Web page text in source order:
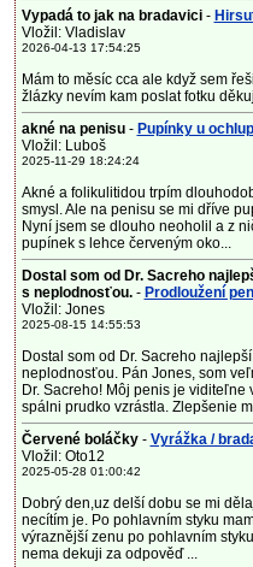
Vypadá to jak na bradavici -
Vložil: Vladislav
2026-04-13 17:54:25
Mám to měsíc cca ale když sem
žlázky nevím kam poslat fotku
akné na penisu- Pupínky u
Vložil: Luboš
2025-11-29 18:24:24
Akné a folikulitidou trpím
smysl. Ale na penisu se mi dříve
Nyní jsem se dlouho neoholil a z
pupínek s lehce červeným oko...
Dostal som od Dr. Sacreho
s neplodnosťou.- Prodloužení
Vložil: Jones
2025-08-15 14:55:53
Dostal som od Dr. Sacreho
neplodnosťou. Pán Jones, som
Dr. Sacreho! Môj penis je
spálni prudko vzrástla. Zlepšenie
Červené boláčky - Vyrážka /
Vložil: Oto12
2025-05-28 01:00:42
Dobrý den,uz delší dobu se mi
necítím je. Po pohlavním styku
výraznější zenu po pohlavním
nema dekuji za odpověď ...